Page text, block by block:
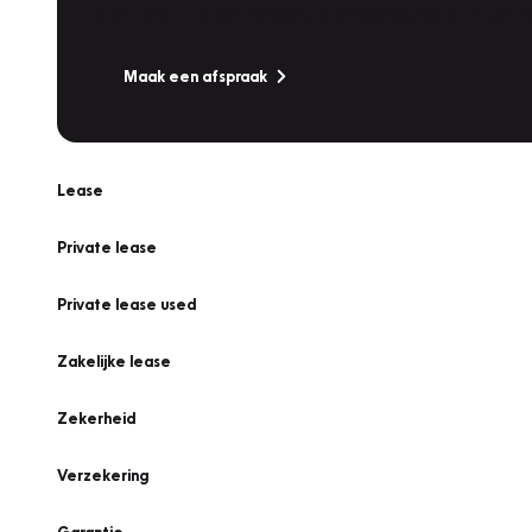
Maak een afspraak
Lease
Private lease
Private lease used
Zakelijke lease
Zekerheid
Verzekering